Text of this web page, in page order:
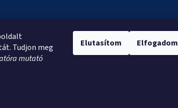
Tudjon meg
mutató
Elutasítom Elfogadom